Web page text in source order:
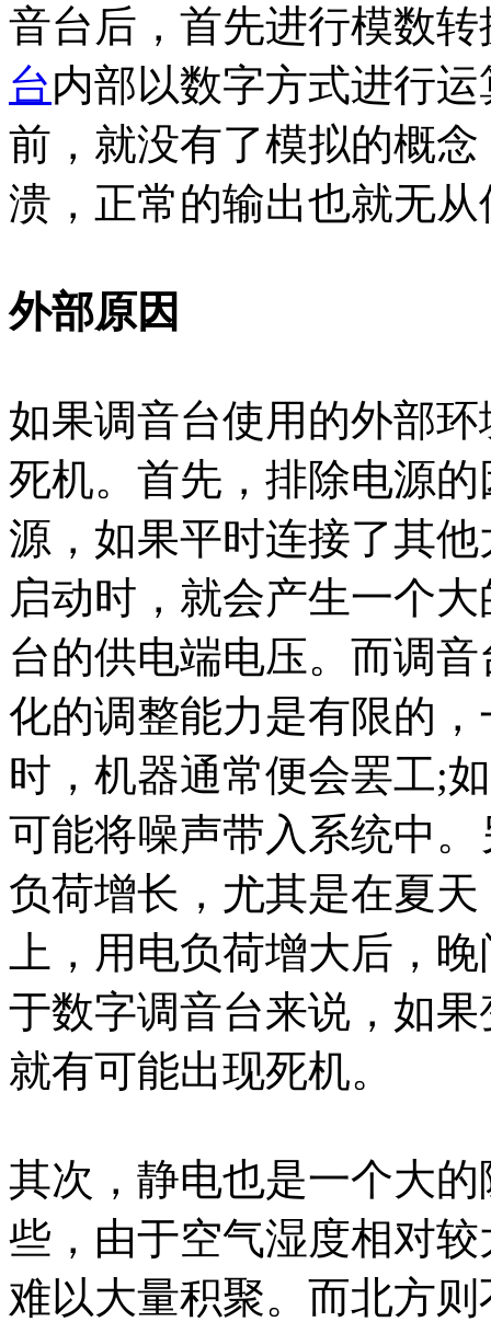
音台后，首先进行模数
台内部以数字方式进行
前，就没有了模拟的概
溃，正常的输出也就无
外部原因
如果调音台使用的外部
死机。首先，排除电源
源，如果平时连接了其
启动时，就会产生一个
台的供电端电压。而调
化的调整能力是有限的
时，机器通常便会罢工;
可能将噪声带入系统中
负荷增长，尤其是在夏
上，用电负荷增大后，
于数字调音台来说，如
就有可能出现死机。
其次，静电也是一个大
些，由于空气湿度相对
难以大量积聚。而北方